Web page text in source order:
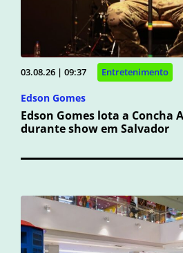
03.08.26 | 09:37 Entretenimento
Edson Gomes
Edson Gomes lota a Concha
durante show em Salvador